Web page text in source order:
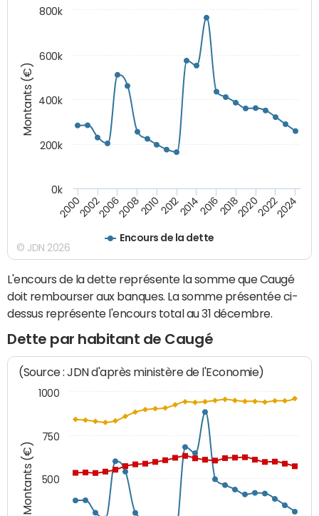
Montants (€)
Encours de la dette
200020022006200820102012201420162018202020222024
0k
200k
400k
600k
800k
© JDN 2026
L'encours de la dette représente la somme que Caugé
doit rembourser aux banques. La somme présentée ci-
dessus représente l'encours total au 31 décembre.
Dette par habitant de Caugé
Montants (€)
(Source : JDN d'après ministère de l'Economie)
500
750
1000